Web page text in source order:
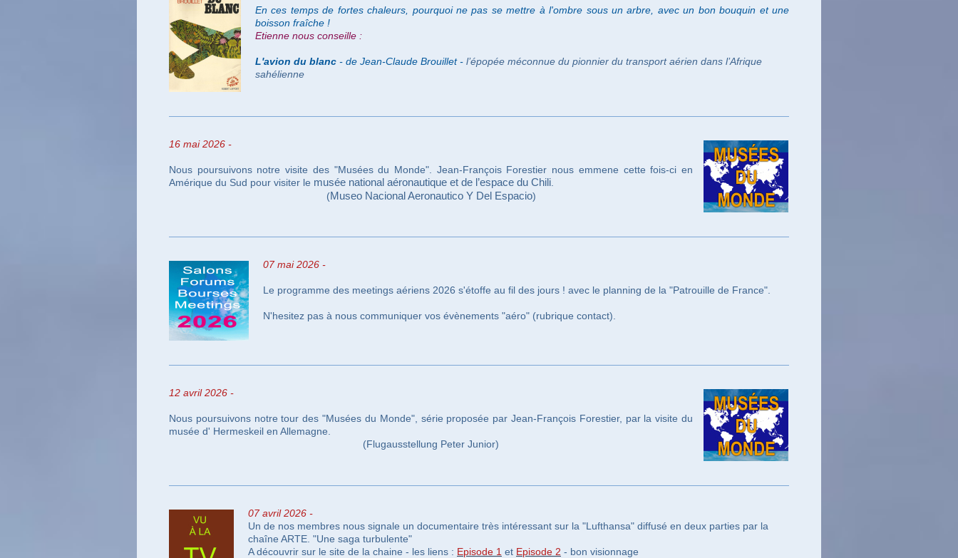
En ces temps de fortes chaleurs, pourquoi ne pas se mettre à l'ombre sous un arbre, avec un bon bouquin et une
boisson fraîche !
Etienne nous conseille :
L'avion du blanc - de Jean-Claude Brouillet - l’épopée méconnue du pionnier du transport aérien dans l’Afrique
sahélienne
16 mai 2026 -
Nous poursuivons notre visite des "Musées du Monde". Jean-François Forestier nous emmene cette fois-ci en
Amérique du Sud pour visiter le musée national aéronautique et de l’espace du Chili
(Museo Nacional Aeronautico Y Del Espacio)
07 mai2026 -
Le programme des meetings aériens 2026 s'étoffe au fil des jours ! avec le planning de la "Patrouille de France".
N'hesitez pas à nous communiquer vos évènements "aéro" (rubrique contact).
12 avril 2026 -
Nous poursuivons notre tour des "Musées du Monde", série proposée par Jean-François Forestier, par la visite du
musée d' Hermeskeil en Allemagne.
(Flugausstellung Peter Junior)
07 avril2026 -
Un de nos membres nous signale un documentaire très intéressant sur la "Lufthansa" diffusé en deux parties par la
chaîne ARTE. "Une saga turbulente"
A découvrir sur le site de la chaine - les liens : Episode 1 et Episode 2 - bon visionnage